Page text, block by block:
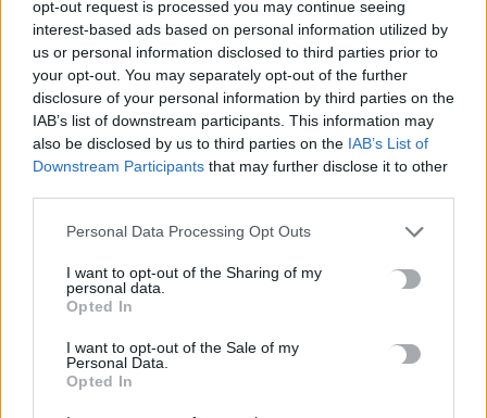
opt-out request is processed you may continue seeing
interest-based ads based on personal information utilized by
us or personal information disclosed to third parties prior to
your opt-out. You may separately opt-out of the further
disclosure of your personal information by third parties on the
IAB’s list of downstream participants. This information may
also be disclosed by us to third parties on the IAB’s List of
Downstream Participants that may further disclose it to other
Personal Data Processing Opt Outs
I want to opt-out of the Sharing of my
personal data.
Opted In
I want to opt-out of the Sale of my
Personal Data.
Opted In
ΠΟΛΙΤΙΚΗ
Έργα οπτικών ινών: Ενιαίο εθνικό πλαίσιο
και ουσιαστικές κυρώσεις ζητάει ο Χάρης
Τα θεσμικά κενά στην αδειοδότηση, τον έλεγχο και την εποπτεία
των έργων οπτικών ινών και η επιτακτική ανάγκη…
Newsroom 6 Φεβρουαρίου, 2026
Η ΜΕΓΑΛΗ ΑΠΑΝΤΗΣΗ